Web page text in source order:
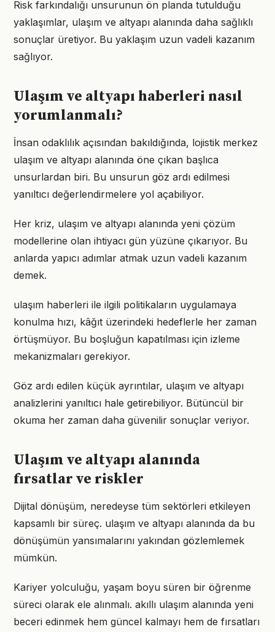
Risk farkındalığı unsurunun ön planda tutulduğu
yaklaşımlar, ulaşım ve altyapı alanında daha sağlıklı
sonuçlar üretiyor. Bu yaklaşım uzun vadeli kazanım
sağlıyor.
Ulaşım ve altyapı haberleri nasıl
yorumlanmalı?
İnsan odaklılık açısından bakıldığında, lojistik merkez
ulaşım ve altyapı alanında öne çıkan başlıca
unsurlardan biri. Bu unsurun göz ardı edilmesi
yanıltıcı değerlendirmelere yol açabiliyor.
Her kriz, ulaşım ve altyapı alanında yeni çözüm
modellerine olan ihtiyacı gün yüzüne çıkarıyor. Bu
anlarda yapıcı adımlar atmak uzun vadeli kazanım
demek.
ulaşım haberleri ile ilgili politikaların uygulamaya
konulma hızı, kâğıt üzerindeki hedeflerle her zaman
örtüşmüyor. Bu boşluğun kapatılması için izleme
mekanizmaları gerekiyor.
Göz ardı edilen küçük ayrıntılar, ulaşım ve altyapı
analizlerini yanıltıcı hale getirebiliyor. Bütüncül bir
okuma her zaman daha güvenilir sonuçlar veriyor.
Ulaşım ve altyapı alanında
fırsatlar ve riskler
Dijital dönüşüm, neredeyse tüm sektörleri etkileyen
kapsamlı bir süreç. ulaşım ve altyapı alanında da bu
dönüşümün yansımalarını yakından gözlemlemek
mümkün.
Kariyer yolculuğu, yaşam boyu süren bir öğrenme
süreci olarak ele alınmalı. akıllı ulaşım alanında yeni
beceri edinmek hem güncel kalmayı hem de fırsatları